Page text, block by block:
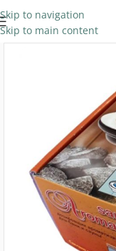
Skip to navigation
Skip to main content